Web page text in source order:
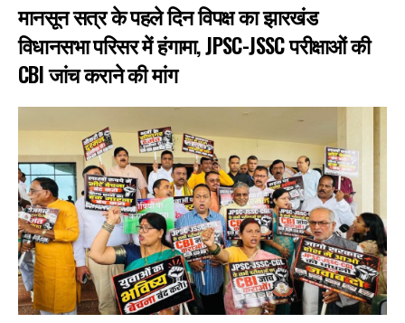
मानसून सत्र के पहले दिन विपक्ष का झारखंड
विधानसभा परिसर में हंगामा, JPSC-JSSC परीक्षाओं की
CBI जांच कराने की मांग